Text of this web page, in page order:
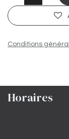
Conditions
Horaires